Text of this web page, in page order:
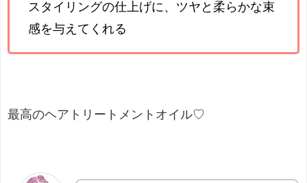
スタイリングの仕上げに、ツヤと柔らかな束
感を与えてくれる
最高のヘアトリートメントオイル♡